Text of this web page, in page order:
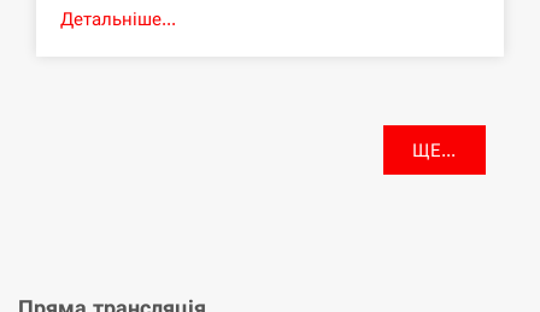
Детальніше...
ЩЕ...